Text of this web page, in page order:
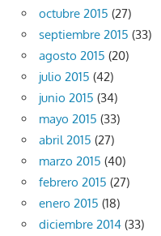
octubre 2015 (27)
septiembre 2015 (33)
agosto 2015 (20)
julio 2015 (42)
junio 2015 (34)
mayo 2015 (33)
abril 2015 (27)
marzo 2015 (40)
febrero 2015 (27)
enero 2015 (18)
diciembre 2014 (33)